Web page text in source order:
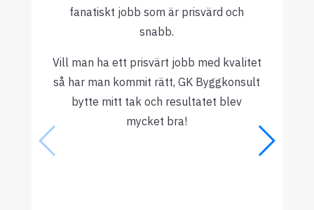
fanatiskt jobb som är prisvärd och
snabb.
Vill man ha ett prisvärt jobb med kvalitet
så har man kommit rätt, GK Byggkonsult
bytte mitt tak och resultatet blev
mycket bra!